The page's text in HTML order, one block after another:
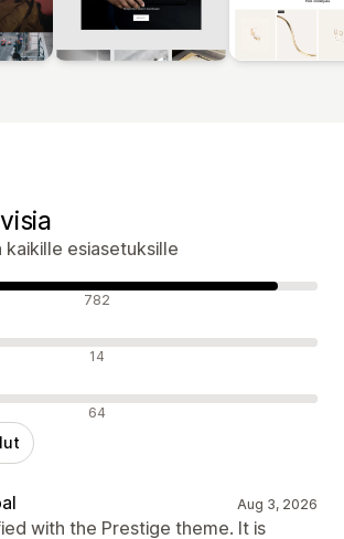
esiasetuksille
782
14
64
Aug 3, 2026
with the Prestige theme. It is